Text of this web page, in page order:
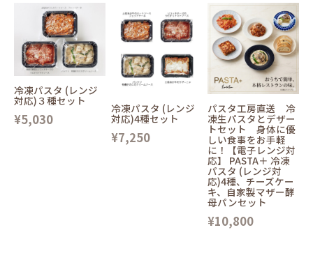
冷凍パスタ (レンジ
対応)３種セット
¥5,030
冷凍パスタ (レンジ
対応)4種セット
¥7,250
パスタ工房直送 冷
凍生パスタとデザー
トセット 身体に優
しい食事をお手軽
に！【電子レンジ対
応】 PASTA＋ 冷凍
パスタ (レンジ対
応)4種、チーズケー
キ、自家製マザー酵
母パンセット
¥10,800